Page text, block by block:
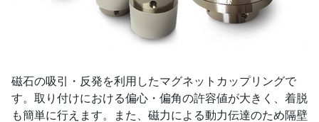
磁石の吸引・反発を利用したマグネットカップリングで
す。取り付けにおける偏心・偏角の許容値が大きく、着脱
も簡単に行えます。また、磁力による動力伝達のため隔壁